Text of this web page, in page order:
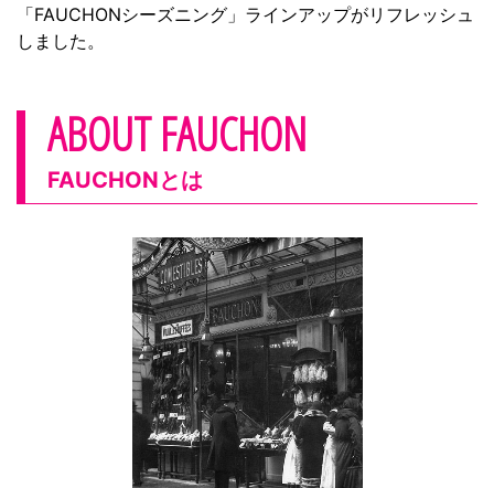
「FAUCHONシーズニング」ラインアップがリフレッシュ
しました。
ABOUT FAUCHON
FAUCHONとは